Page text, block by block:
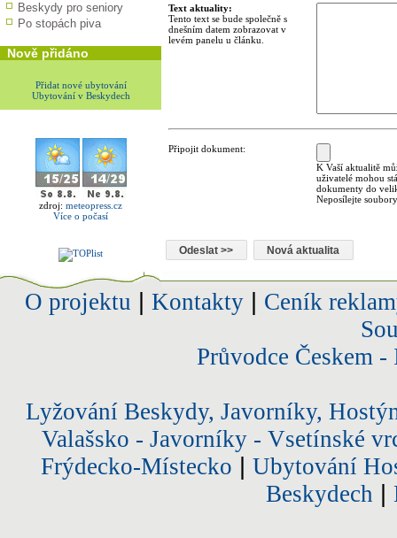
Beskydy pro seniory
Po stopách piva
Nově přidáno
Přidat nové ubytování
Ubytování v Beskydech
zdroj: meteopress.cz
Více o počasí
Text aktuality:
Tento text se bude společně s
dnešním datem zobrazovat v
levém panelu u článku.
Připojit dokument:
K Vaší aktualitě
uživatelé mohou
dokumenty do
Neposílejte
O projektu Kontakty| Ceník
Průvodce Českem
Lyžování Beskydy, Javorníky,
Valašsko - Javorníky - Vsetínské
Frýdecko-Místecko
Ubytování
Beskydech